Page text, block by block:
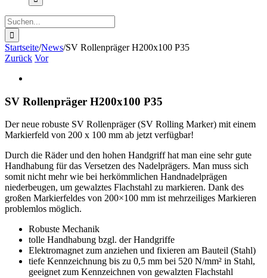
Suche
nach:
Startseite/News/SV Rollenpräger H200x100 P35
Zurück Vor
Bild
SV Rollenpräger H200x100 P35
Der neue robuste SV Rollenpräger (SV Rolling Marker) mit einem
Markierfeld von 200 x 100 mm ab jetzt verfügbar!
Durch die Räder und den hohen Handgriff hat man eine sehr gute
Handhabung für das Versetzen des Nadelprägers. Man muss sich
somit nicht mehr wie bei herkömmlichen Handnadelprägen
niederbeugen, um gewalztes Flachstahl zu markieren. Dank des
großen Markierfeldes von 200×100 mm ist mehrzeiliges Markieren
problemlos möglich.
Robuste Mechanik
tolle Handhabung bzgl. der Handgriffe
Elektromagnet zum anziehen und fixieren am Bauteil (Stahl)
tiefe Kennzeichnung bis zu 0,5 mm bei 520 N/mm² in Stahl,
geeignet zum Kennzeichnen von gewalzten Flachstahl